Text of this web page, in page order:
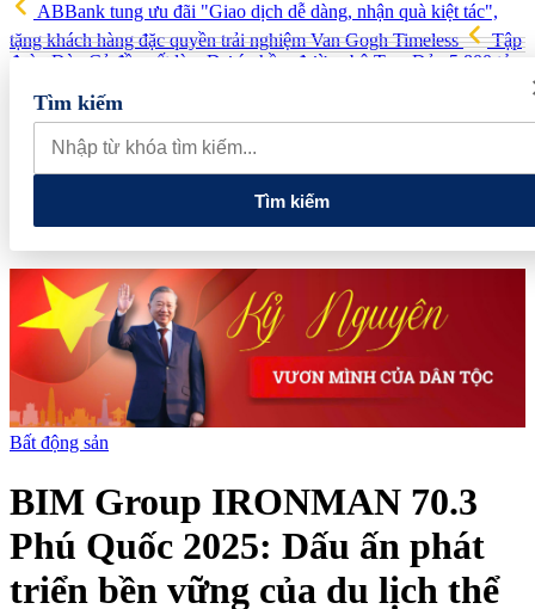
ABBank tung ưu đãi "Giao dịch dễ dàng, nhận quà kiệt tác",
tặng khách hàng đặc quyền trải nghiệm Van Gogh Timeless
Tập
đoàn Đèo Cả đề xuất làm Dự án hầm đường bộ Tam Đảo 5.800 tỷ
Hải quan Lào Cai phát hiện 5 vụ vi phạm, tạm giữ gần 700 kg
thực phẩm và nhiều điện thoại nhập lậu
Lan tỏa văn hóa kinh
doanh, tìm kiếm doanh nghiệp tiêu biểu trên toàn quốc
các cửa hàng rau củ quả sạch tại Hà Nội
Tìm kiếm
Tìm kiếm
Bất động sản
BIM Group IRONMAN 70.3
Phú Quốc 2025: Dấu ấn phát
triển bền vững của du lịch thể